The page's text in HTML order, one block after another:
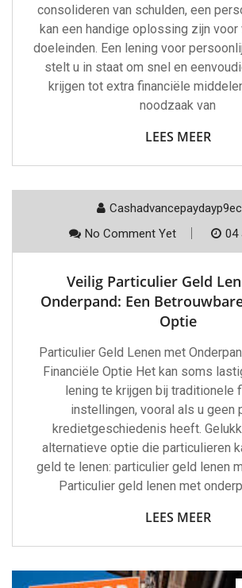
consolideren van schulden, een
kan een handige oplossing zijn
doeleinden. Een lening voor
stelt u in staat om snel en
krijgen tot extra financiële
noodzaak van
LEES MEER
No Comment Yet
04
Veilig Particulier Geld
Onderpand: Een
Optie
Particulier Geld Lenen met
Financiële Optie Het kan soms
lening te krijgen bij traditionele
instellingen, vooral als u geen
kredietgeschiedenis heeft.
alternatieve optie die particulieren
geld te lenen: particulier geld lenen
Particulier geld lenen met
LEES MEER